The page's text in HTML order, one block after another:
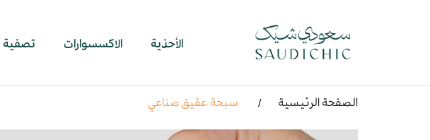
الأحذية الاكسسوارات تصفية
الصفحة الرئيسية سبحة عقيق صناعي